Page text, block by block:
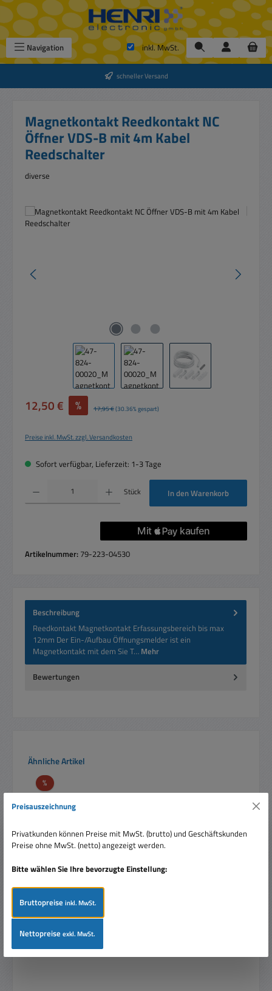
Zum Hauptinhalt springen
Navigation inkl. MwSt.
schneller Versand
Magnetkontakt Reedkontakt NC
Öffner VDS-B mit 4m Kabel
Reedschalter
diverse
Bildergalerie überspringen
Verkaufspreis:
12,50 € % Regulärer Preis:
17,95 €(30.36% gespart)
Preise inkl. MwSt. zzgl. Versandkosten
Sofort verfügbar, Lieferzeit: 1-3 Tage
Produkt Anzahl: Gib den gewünschten Wert ein oder benutze die Schaltflächen um
Stück In den Warenkorb
Artikelnummer: 79-223-04530
Beschreibung
Reedkontakt Magnetkontakt Erfassungsbereich bis max
12mm Der Ein-/Aufbau Öffnungsmelder ist ein
Magnetkontakt mit dem Sie T… Mehr
Bewertungen
Produktgalerie überspringen
Ähnliche Artikel
%Rabatt
Magnetkontakt Reedkontakt NC Öffner flacher
Reedschalter 68x20x5mm
Preisauszeichnung
Privatkunden können Preise mit MwSt. (brutto) und Geschäftskunden
Preise ohne MwSt. (netto) angezeigt werden.
Bitte wählen Sie Ihre bevorzugte Einstellung:
Bruttopreiseinkl. MwSt.
Nettopreiseexkl. MwSt.